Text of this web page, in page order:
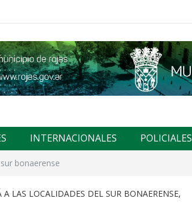
INTERNACIONALES POLICIALES
bonaerense
LAS LOCALIDADES DEL SUR BONAERENSE,